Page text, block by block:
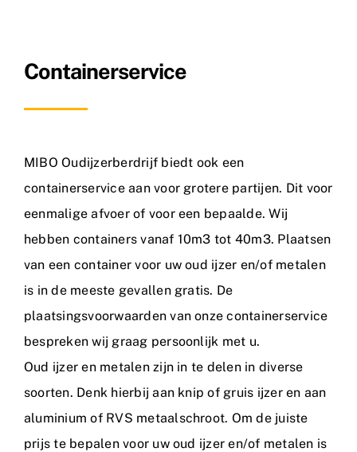
Contact
Containerservice
MIBO Oudijzerberdrijf biedt ook een
containerservice aan voor grotere partijen. Dit voor
eenmalige afvoer of voor een bepaalde. Wij
hebben containers vanaf 10m3 tot 40m3. Plaatsen
van een container voor uw oud ijzer en/of metalen
is in de meeste gevallen gratis. De
plaatsingsvoorwaarden van onze containerservice
bespreken wij graag persoonlijk met u.
Oud ijzer en metalen zijn in te delen in diverse
soorten. Denk hierbij aan knip of gruis ijzer en aan
aluminium of RVS metaalschroot. Om de juiste
prijs te bepalen voor uw oud ijzer en/of metalen is